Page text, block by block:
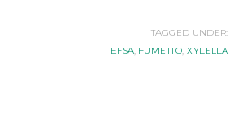
TAGGED UNDER:
EFSA, FUMETTO, XYLELLA